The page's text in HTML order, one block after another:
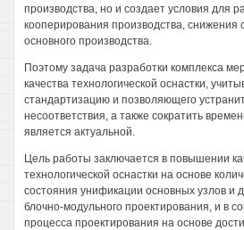
производства, но и создает условия для
кооперирования производства, снижения
основного производства.
Поэтому задача разработки комплекса
качества технологической оснастки,
стандартизацию и позволяющего
несоответствия, а также сократить
является актуальной.
Цель работы заключается в повышении
технологической оснастки на основе
состояния унификации основных узлов и
блочно-модульного проектирования, и в
процесса проектирования на основе